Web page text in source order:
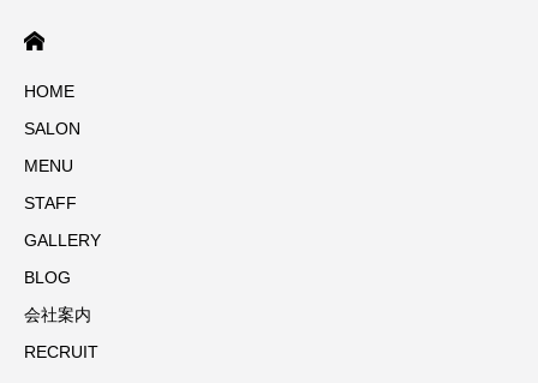
HOME
SALON
MENU
STAFF
GALLERY
BLOG
会社案内
RECRUIT